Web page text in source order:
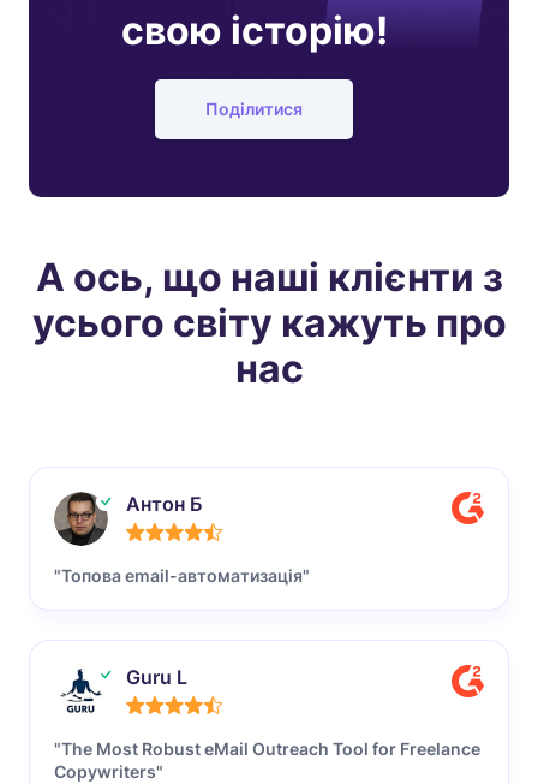
свою історію!
Поділитися
А ось, що наші клієнти з
усього світу кажуть про
нас
Антон Б
"Топова email-автоматизація"
Guru L
"The Most Robust eMail Outreach Tool for Freelance
Copywriters"